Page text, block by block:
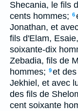
Shecania, le fils
cents hommes; 6
Jonathan, et
fils d'Elam,
soixante-dix
Zebadia, fils de
hommes; 9et
Jekhiel, et avec
des fils de
cent soixante